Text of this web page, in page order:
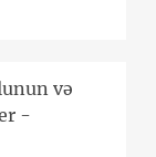
və
-